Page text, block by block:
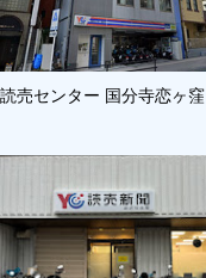
読売センター 国分寺恋ヶ窪